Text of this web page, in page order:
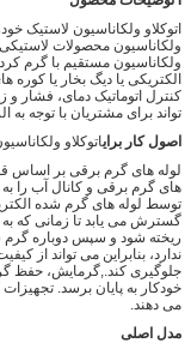
اتوکلاو ولکاناسیون لاستیک
ولکاناسیون محصولات
ولکاناسیون مستقیم با گرم
الکتریکی یا دیگ بخار یا کوره
کنترل اتوماتیک دمای، فشار و
تواند برای مشتریان با
اصول کار برایاتوکلاو
لوله های گرم برقی بر اساس
توسط لوله های گرم شده
گسترش می یابد تا زمانی که
ریخته شود و سپس دوباره
ندارد، بنابراین می تواند از
جلوگیری کند.,گرمایش، حفظ
خودکار به پایان برسد.
می دهند.
مدل اصلی